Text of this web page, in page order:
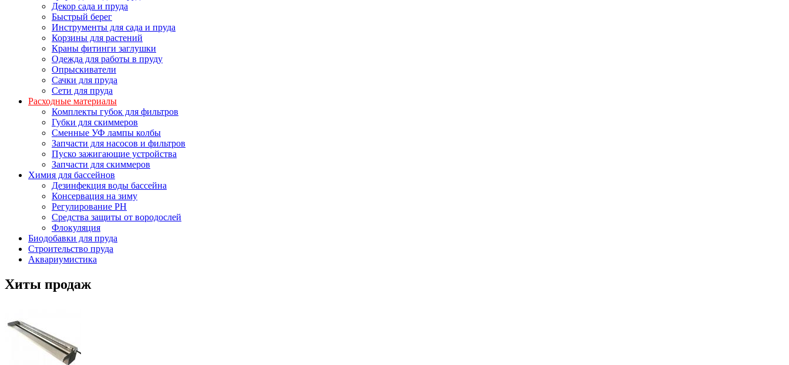
Декор сада и пруда
Быстрый берег
Инструменты для сада и пруда
Корзины для растений
Краны фитинги заглушки
Одежда для работы в пруду
Опрыскиватели
Сачки для пруда
Сети для пруда
Расходные материалы
Комплекты губок для фильтров
Губки для скиммеров
Сменные УФ лампы колбы
Запчасти для насосов и фильтров
Пуско зажигающие устройства
Запчасти для скиммеров
Химия для бассейнов
Дезинфекция воды бассейна
Консервация на зиму
Регулирование PH
Средства защиты от вородослей
Флокуляция
Биодобавки для пруда
Строительство пруда
Аквариумистика
Хиты продаж